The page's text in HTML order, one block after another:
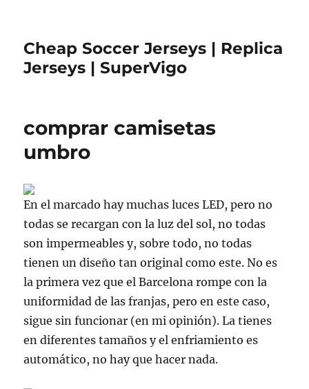
Cheap Soccer Jerseys | Replica
Jerseys | SuperVigo
comprar camisetas
umbro
En el marcado hay muchas luces LED, pero no
todas se recargan con la luz del sol, no todas
son impermeables y, sobre todo, no todas
tienen un diseño tan original como este. No es
la primera vez que el Barcelona rompe con la
uniformidad de las franjas, pero en este caso,
sigue sin funcionar (en mi opinión). La tienes
en diferentes tamaños y el enfriamiento es
automático, no hay que hacer nada.